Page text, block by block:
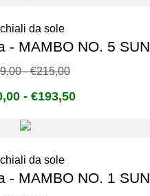
da sole
- MAMBO NO. 5 SUN
-€215,00
- €193,50
da sole
- MAMBO NO. 1 SUN